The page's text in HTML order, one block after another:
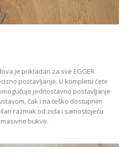
je prikladan za sve EGGER
postavljanje. U kompletu ćete
jednostavno postavljanje
čak i na teško dostupnim
razmak od zida i samostojeću
bukve.